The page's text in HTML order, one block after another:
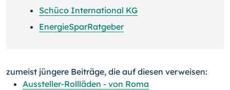
Schüco International KG
EnergieSparRatgeber
zumeist jüngere Beiträge, die auf diesen verweisen:
Aussteller-Rollläden - von Roma